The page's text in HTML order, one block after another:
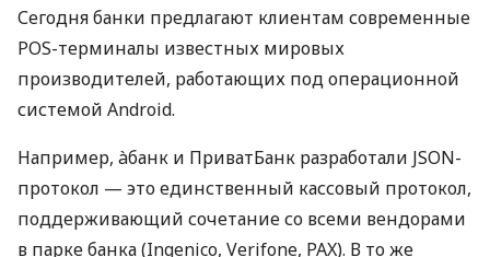
Сегодня банки предлагают клиентам современные
POS-терминалы известных мировых
производителей, работающих под операционной
системой Android.
Например, àбанк и ПриватБанк разработали JSON-
протокол — это единственный кассовый протокол,
поддерживающий сочетание со всеми вендорами
в парке банка (Ingenico, Verifone, PAX). В то же